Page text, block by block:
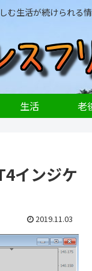
む生活が続けられる
生活 老
インジケ
2019.11.03